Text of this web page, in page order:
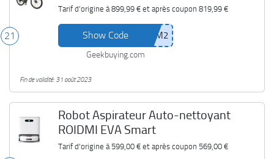
21
Tarif d'origine à899,99 €et après coupon 819,99 €
Show Code
Geekbuying.com
Fin de validité: 31 août 2023
Robot Aspirateur Auto-nettoyant
ROIDMI EVA Smart
Tarif d'origine à 599,00 €et après coupon 569,00 €